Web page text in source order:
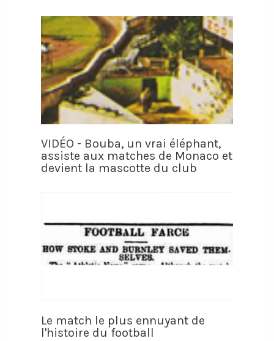
VIDÉO - Bouba, un vrai éléphant,
assiste aux matches de Monaco et
devient la mascotte du club
Le match le plus ennuyant de
l'histoire du football